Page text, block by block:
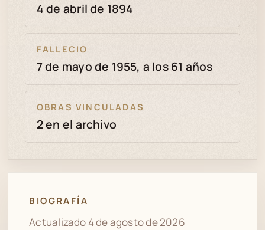
4 de abril de 1894
FALLECIO
7 de mayo de 1955, a los 61 años
OBRAS VINCULADAS
2 en el archivo
BIOGRAFÍA
Actualizado 4 de agosto de 2026